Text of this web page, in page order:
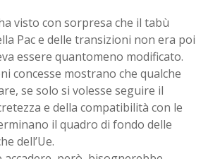
visto con sorpresa che il tabù
Pac e delle transizioni non era poi
essere quantomeno modificato.
concesse mostrano che qualche
se solo si volesse seguire il
e della compatibilità con le
il quadro di fondo delle
dell’Ue.